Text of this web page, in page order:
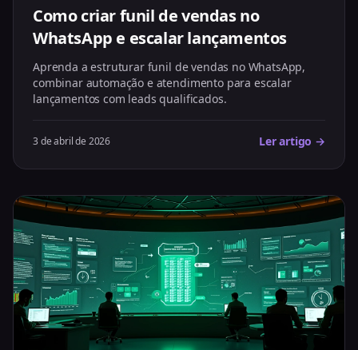
Como criar funil de vendas no
WhatsApp e escalar lançamentos
Aprenda a estruturar funil de vendas no WhatsApp,
combinar automação e atendimento para escalar
lançamentos com leads qualificados.
3 de abril de 2026 Ler artigo →